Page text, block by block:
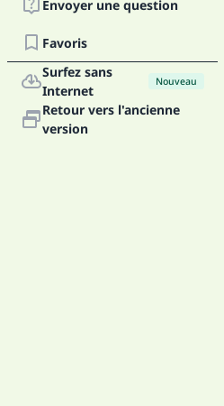
Envoyer une question
Favoris
Surfez sans
Internet
Nouveau
Retour vers l'ancienne
version